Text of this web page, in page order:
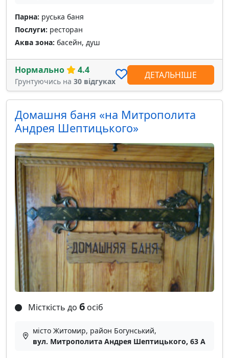
Парна: руська баня
Послуги: ресторан
Аква зона: басейн, душ
Нормально 4.4
Грунтуючись на 30 відгуках
ДЕТАЛЬНІШЕ
Домашня баня «на Митрополита
Андрея Шептицького»
Місткість до 6 осіб
місто Житомир, район Богунський,
вул. Митрополита Андрея Шептицького, 63 А